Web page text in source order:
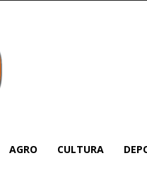
AGRO CULTURA